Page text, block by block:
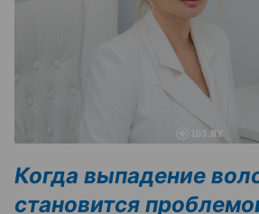
Когда выпадение
становится